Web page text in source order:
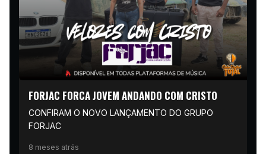
FORJAC FORCA JOVEM ANDANDO COM CRISTO
CONFIRAM O NOVO LANÇAMENTO DO GRUPO
FORJAC
8 meses atrás